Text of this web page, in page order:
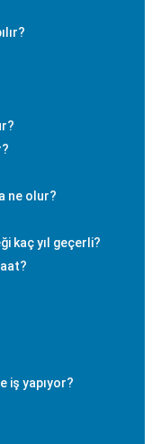
ne olur?
kaç yıl geçerli?
iş yapıyor?